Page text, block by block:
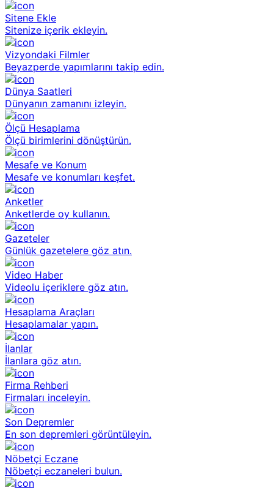
Sitene Ekle
Sitenize içerik ekleyin.
Vizyondaki Filmler
Beyazperde yapımlarını takip edin.
Dünya Saatleri
Dünyanın zamanını izleyin.
Ölçü Hesaplama
Ölçü birimlerini dönüştürün.
Mesafe ve Konum
Mesafe ve konumları keşfet.
Anketler
Anketlerde oy kullanın.
Gazeteler
Günlük gazetelere göz atın.
Video Haber
Videolu içeriklere göz atın.
Hesaplama Araçları
Hesaplamalar yapın.
İlanlar
İlanlara göz atın.
Firma Rehberi
Firmaları inceleyin.
Son Depremler
En son depremleri görüntüleyin.
Nöbetçi Eczane
Nöbetçi eczaneleri bulun.